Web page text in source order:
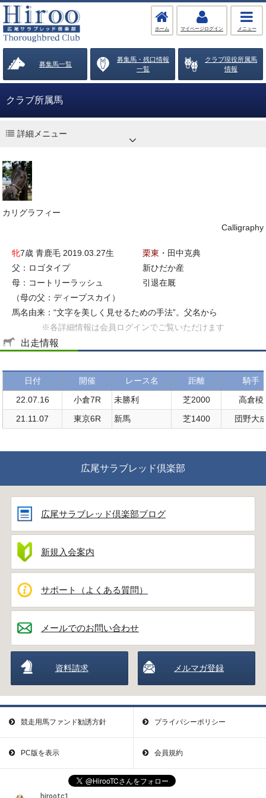
ホーム マイページログイン メニュー
募集馬一覧
募集馬・残口情報
一覧
クラブ現役所属馬
情報
クラブ所属馬
詳細メニュー
カリグラフィー
Calligraphy
牝7歳 青鹿毛 2019.03.27生 栗東 ・田中克典
父：ロゴタイプ
新ひだか産
母：コートリーラッシュ
引退在厩
（母の父：ディープスカイ）
馬名由来：“文字を美しく見せるための手法”。父名から
※各詳細情報は会員ログインでご覧いただけます
出走情報
日付 開催 レース名 距離
騎手
22.07.16
小倉7R 未勝利 芝2000
高倉稜
21.11.07
東京6R 新馬 芝1400 団野大
広尾サラブレッド倶楽部
広尾サラブレッド倶楽部ブログ
新規入会案内
サポート（よくある質問）
メールでのお問い合わせ
資料請求 メルマガ登録
競走用馬ファンド勧誘方針 プライバシーポリシー
PC版を表示 会員規約